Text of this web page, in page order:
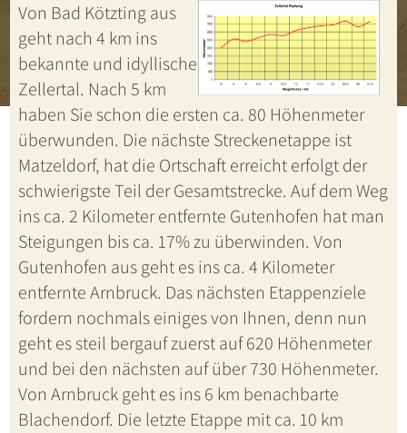
Von Bad Kötzting aus
geht nach 4 km ins
bekannte und idyllische
Zellertal. Nach 5 km
haben Sie schon die ersten ca. 80 Höhenmeter
überwunden. Die nächste Streckenetappe ist
Matzeldorf, hat die Ortschaft erreicht erfolgt der
schwierigste Teil der Gesamtstrecke. Auf dem Weg
ins ca. 2 Kilometer entfernte Gutenhofen hat man
Steigungen bis ca. 17% zu überwinden. Von
Gutenhofen aus geht es ins ca. 4 Kilometer
entfernte Arnbruck. Das nächsten Etappenziele
fordern nochmals einiges von Ihnen, denn nun
geht es steil bergauf zuerst auf 620 Höhenmeter
und bei den nächsten auf über 730 Höhenmeter.
Von Arnbruck geht es ins 6 km benachbarte
Blachendorf. Die letzte Etappe mit ca. 10 km